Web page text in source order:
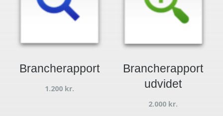
Brancherapport
1.200 kr.
Brancherapport
udvidet
2.000 kr.